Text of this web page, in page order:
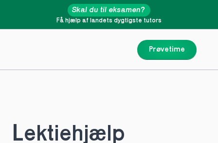
Prøvetime
Få hjælp af landets dygtigste tutors
Skal du til eksamen?
Lektiehjælp